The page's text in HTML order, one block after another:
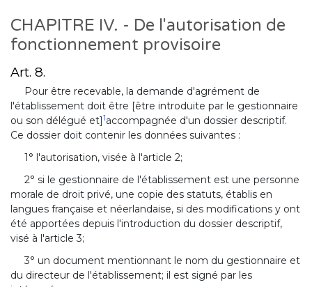
CHAPITRE IV. - De l'autorisation de
fonctionnement provisoire
Art. 8.
Pour être recevable, la demande d'agrément de
l'établissement doit être [être introduite par le gestionnaire
ou son délégué et]1accompagnée d'un dossier descriptif.
Ce dossier doit contenir les données suivantes :
1° l'autorisation, visée à l'article 2;
2° si le gestionnaire de l'établissement est une personne
morale de droit privé, une copie des statuts, établis en
langues française et néerlandaise, si des modifications y ont
été apportées depuis l'introduction du dossier descriptif,
visé à l'article 3;
3° un document mentionnant le nom du gestionnaire et
du directeur de l'établissement; il est signé par les